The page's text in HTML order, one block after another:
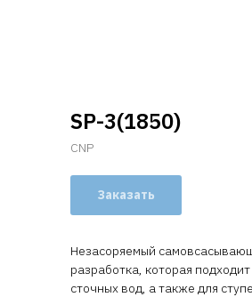
SP-3(1850)
CNP
Заказать
Незасоряемый
разработка, которая
сточных вод, а также для